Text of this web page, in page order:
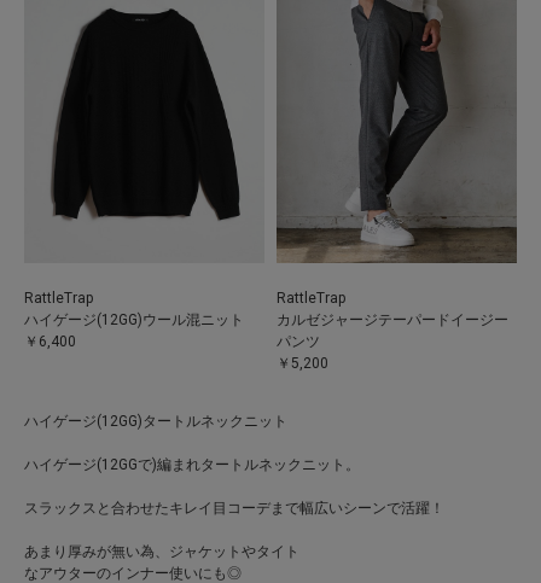
RattleTrap
ハイゲージ(12GG)ウール混ニット
￥6,400
RattleTrap
カルゼジャージテーパードイージー
パンツ
￥5,200
ハイゲージ(12GG)タートルネックニット
ハイゲージ(12GGで)編まれタートルネックニット。
スラックスと合わせたキレイ目コーデまで幅広いシーンで活躍！
あまり厚みが無い為、ジャケットやタイト
なアウターのインナー使いにも◎